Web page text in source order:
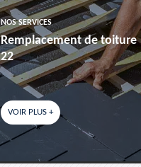
NOS SERVICES
Remplacement de toiture
22
VOIR PLUS +